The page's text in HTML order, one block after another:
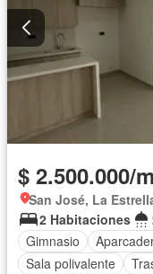
$ 2.500.000/
San José, La
2 Habitaciones
Gimnasio
Sala polivalente